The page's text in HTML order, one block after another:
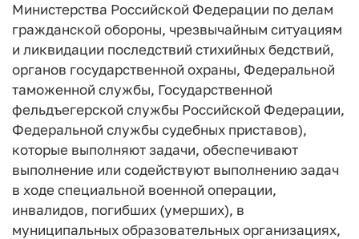
Министерства Российской Федерации по делам
гражданской обороны, чрезвычайным ситуациям
и ликвидации последствий стихийных бедствий,
органов государственной охраны, Федеральной
таможенной службы, Государственной
фельдъегерской службы Российской Федерации,
Федеральной службы судебных приставов),
которые выполняют задачи, обеспечивают
выполнение или содействуют выполнению задач
в ходе специальной военной операции,
инвалидов, погибших (умерших), в
муниципальных образовательных организациях,